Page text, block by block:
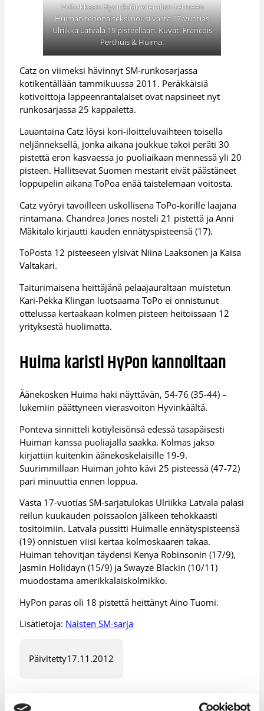
Voitokkaan Hyvinkään-vierailun tehneen
Huiman tehonaiseksi nousi vasta 17-vuotias
Ulriikka Latvala 19 pisteellään. Kuvat: Francois
Perthuis & Huima.
Catz on viimeksi hävinnyt SM-runkosarjassa
kotikentällään tammikuussa 2011. Peräkkäisiä
kotivoittoja lappeenrantalaiset ovat napsineet nyt
runkosarjassa 25 kappaletta.
Lauantaina Catz löysi kori-iloitteluvaihteen toisella
neljänneksellä, jonka aikana joukkue takoi peräti 30
pistettä eron kasvaessa jo puoliaikaan mennessä yli 20
pisteen. Hallitsevat Suomen mestarit eivät päästäneet
loppupelin aikana ToPoa enää taistelemaan voitosta.
Catz vyöryi tavoilleen uskollisena ToPo-korille laajana
rintamana. Chandrea Jones nosteli 21 pistettä ja Anni
Mäkitalo kirjautti kauden ennätyspisteensä (17).
ToPosta 12 pisteeseen ylsivät Niina Laaksonen ja Kaisa
Valtakari.
Taiturimaisena heittäjänä pelaajauraltaan muistetun
Kari-Pekka Klingan luotsaama ToPo ei onnistunut
ottelussa kertaakaan kolmen pisteen heitoissaan 12
yrityksestä huolimatta.
Huima karisti HyPon kannoiltaan
Äänekosken Huima haki näyttävän, 54-76 (35-44) –
lukemiin päättyneen vierasvoiton Hyvinkäältä.
Ponteva sinnitteli kotiyleisönsä edessä tasapäisesti
Huiman kanssa puoliajalla saakka. Kolmas jakso
kirjattiin kuitenkin äänekoskelaisille 19-9.
Suurimmillaan Huiman johto kävi 25 pisteessä (47-72)
pari minuuttia ennen loppua.
Vasta 17-vuotias SM-sarjatulokas Ulriikka Latvala palasi
reilun kuukauden poissaolon jälkeen tehokkaasti
tositoimiin. Latvala pussitti Huimalle ennätyspisteensä
(19) onnistuen viisi kertaa kolmoskaaren takaa.
Huiman tehovitjan täydensi Kenya Robinsonin (17/9),
Jasmin Holidayn (15/9) ja Swayze Blackin (10/11)
muodostama amerikkalaiskolmikko.
HyPon paras oli 18 pistettä heittänyt Aino Tuomi.
Lisätietoja: Naisten SM-sarja
Päivitetty17.11.2012
Henkilöt